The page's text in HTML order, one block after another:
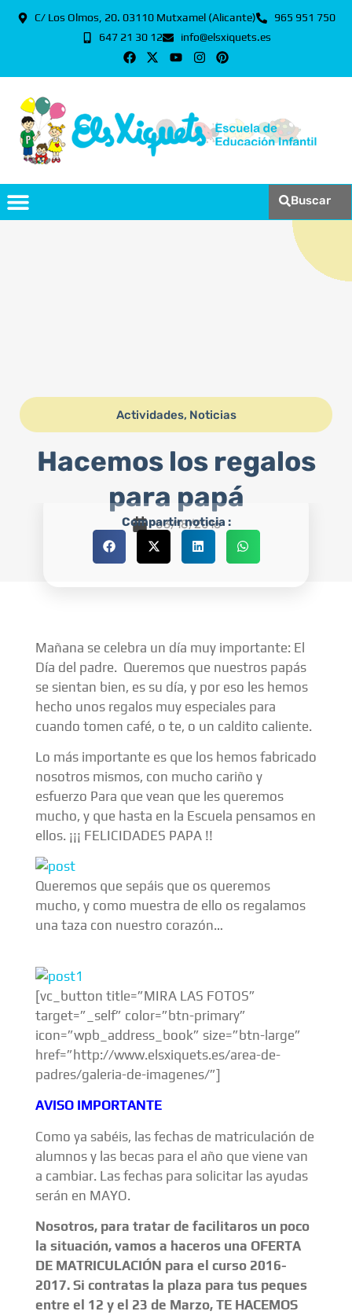
C/ Los Olmos, 20. 03110 Mutxamel (Alicante)
965 951 750
647 21 30 12
info@elsxiquets.es
Buscar
Actividades, Noticias
Hacemos los regalos
para papá
03/18/2016
Compartir noticia :
Mañana se celebra un día muy importante: El
Día del padre. Queremos que nuestros papás
se sientan bien, es su día, y por eso les hemos
hecho unos regalos muy especiales para
cuando tomen café, o te, o un caldito caliente.
Lo más importante es que los hemos fabricado
nosotros mismos, con mucho cariño y
esfuerzo Para que vean que les queremos
mucho, y que hasta en la Escuela pensamos en
ellos. ¡¡¡ FELICIDADES PAPA !!
Queremos que sepáis que os queremos
mucho, y como muestra de ello os regalamos
una taza con nuestro corazón…
[vc_button title=”MIRA LAS FOTOS”
target=”_self” color=”btn-primary”
icon=”wpb_address_book” size=”btn-large”
href=”http://www.elsxiquets.es/area-de-
padres/galeria-de-imagenes/”]
AVISO IMPORTANTE
Como ya sabéis, las fechas de matriculación de
alumnos y las becas para el año que viene van
a cambiar. Las fechas para solicitar las ayudas
serán en MAYO.
Nosotros, para tratar de facilitaros un poco
la situación, vamos a haceros una OFERTA
DE MATRICULACIÓN para el curso 2016-
2017. Si contratas la plaza para tus peques
entre el 12 y el 23 de Marzo, TE HACEMOS